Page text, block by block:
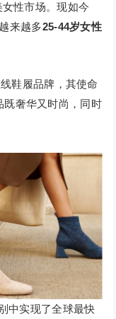
性市场。现如今
来越多25-44岁女性
鞋履品牌，其使命
既奢华又时尚，同时
中实现了全球最快